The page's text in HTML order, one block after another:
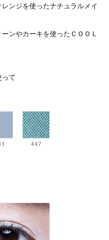
ンジを使ったナチュラルメイ
ンやカーキを使ったＣＯＯＬ
て